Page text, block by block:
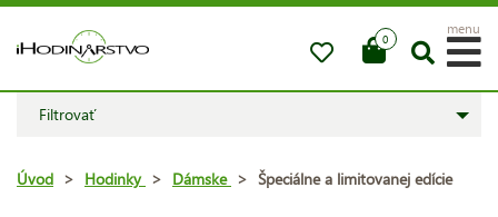
0
menu
Filtrovať
Úvod > Hodinky > Dámske > Špeciálne a limitovanej edície